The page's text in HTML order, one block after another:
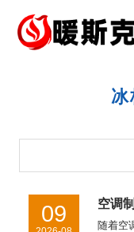
空调
随着空
09